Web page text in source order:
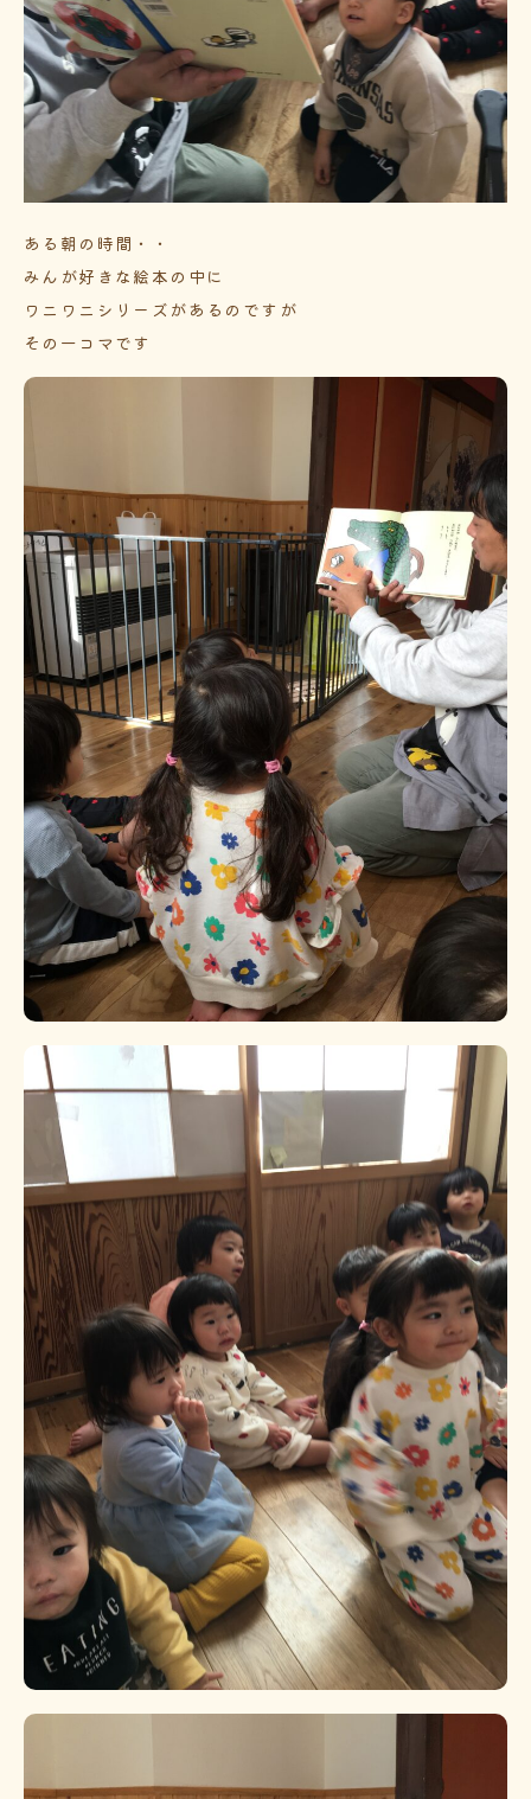
ある朝の時間・・
みんが好きな絵本の中に
ワニワニシリーズがあるのですが
その一コマです